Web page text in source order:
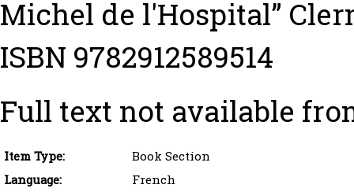
Michel de l'Hospital”
ISBN 9782912589514
Full text not available
Item Type:
Book Section
Language:
French